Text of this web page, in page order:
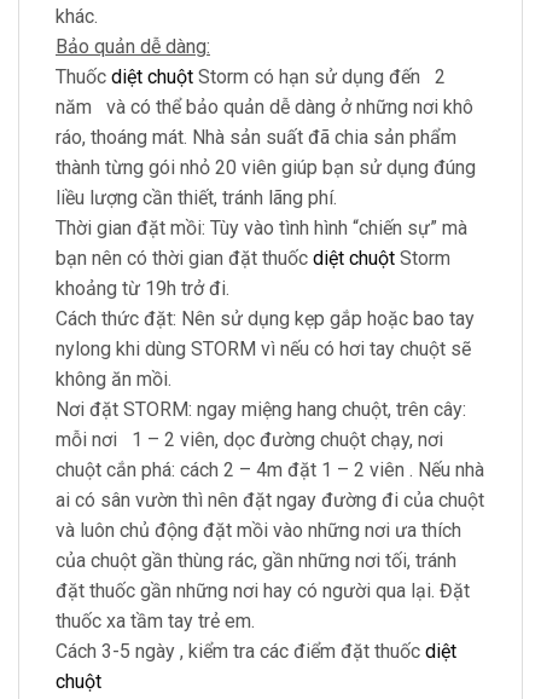
khác.
Bảo quản dễ dàng:
Thuốc diệt chuột Storm có hạn sử dụng đến 2
năm và có thể bảo quản dễ dàng ở những nơi khô
ráo, thoáng mát. Nhà sản suất đã chia sản phẩm
thành từng gói nhỏ 20 viên giúp bạn sử dụng đúng
liều lượng cần thiết, tránh lãng phí.
Thời gian đặt mồi: Tùy vào tình hình “chiến sự” mà
bạn nên có thời gian đặt thuốc diệt chuột Storm
khoảng từ 19h trở đi.
Cách thức đặt: Nên sử dụng kẹp gắp hoặc bao tay
nylong khi dùng STORM vì nếu có hơi tay chuột sẽ
không ăn mồi.
Nơi đặt STORM: ngay miệng hang chuột, trên cây:
mỗi nơi 1 – 2 viên, dọc đường chuột chạy, nơi
chuột cắn phá: cách 2 – 4m đặt 1 – 2 viên . Nếu nhà
ai có sân vườn thì nên đặt ngay đường đi của chuột
và luôn chủ động đặt mồi vào những nơi ưa thích
của chuột gần thùng rác, gần những nơi tối, tránh
đặt thuốc gần những nơi hay có người qua lại. Đặt
thuốc xa tầm tay trẻ em.
Cách 3-5 ngày , kiểm tra các điểm đặt thuốc diệt
chuột